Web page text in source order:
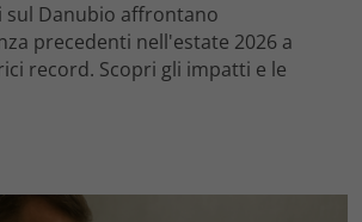
sul Danubio affrontano
precedenti nell'estate 2026 a
record. Scopri gli impatti e le